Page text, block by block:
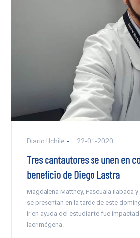
Diario Uchile 22-01-2020
Tres cantautores se unen en
beneficio de Diego Lastra
Magdalena Matthey, Pascuala Ilabaca
se presentan en la tarde de este
ir en ayuda del estudiante fue
lacrimógena.